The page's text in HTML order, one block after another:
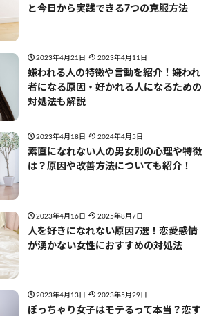
と今日から実践できる7つの克服方法
2023年4月21日 2023年4月11日
嫌われる人の特徴や言動を紹介！嫌われ
者になる原因・好かれる人になるための
対処法も解説
2023年4月18日 2024年4月5日
素直になれない人の男女別の心理や特徴
は？原因や改善方法についても紹介！
2023年4月16日 2025年8月7日
人を好きになれない原因7選！恋愛感情
が湧かない女性におすすめの対処法
2023年4月13日 2023年5月29日
ぽっちゃり女子はモテるって本当？恋す